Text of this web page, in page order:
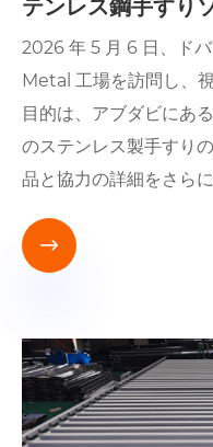
テンレス鋼手すり
2026 年 5 月 6 日、ド
Metal 工場を訪問し、
目的は、アブダビにあ
のステンレス製手すり
品と協力の詳細をさら
